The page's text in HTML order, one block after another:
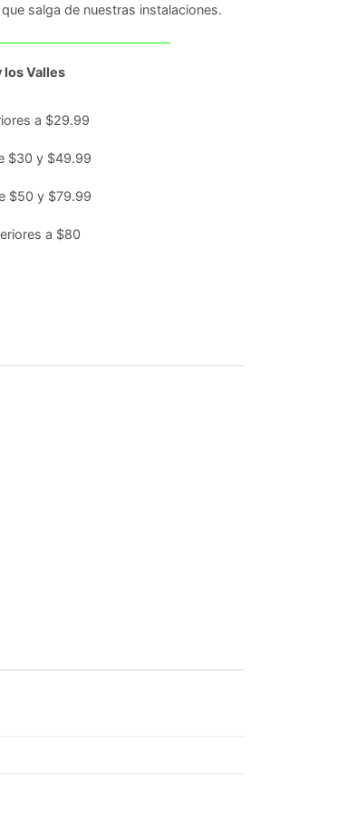
salga de nuestras instalaciones.
los Valles
a $29.99
$30 y $49.99
$50 y $79.99
a $80